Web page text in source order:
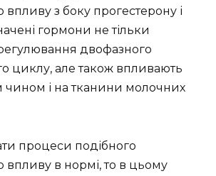
з боку прогестерону і
гормони не тільки
двофазного
циклу, але також впливають
чином і на тканини молочних
процеси подібного
впливу в нормі, то в цьому